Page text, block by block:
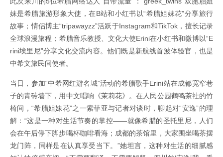
妹是希腊旅游形象大使，在B站和小红书以“希腊姐妹花”分享旅行
故事；情侣博主“tripawayzz”活跃于Instagram和TikTok，擅长记录
全球浪漫旅程；希腊音乐教授、文化大使Erini在小红书和微博以“E
rini埃里尼”分享文化交流内容。他们既是新航线首波体验官，也是
中希文旅民间使者。
当日，参加“中希网红游名城”活动的希腊歌手Erini站在成都宽窄巷
子的青砖墙下，用中文唱响《茉莉花》。在人民公园鹤鸣茶社的竹
椅间，“希腊姐妹花”之一索菲亚与记者对谈时，聊起对“安逸”的理
解：“这是一种对生活节奏的掌控——就像希腊的圣托里尼，人们
会在午后停下脚步喝杯咖啡看海；成都的茶馆里，大家围坐喝茶摆
龙门阵，同样是在认真享受当下。”她坦言，这种对生活的细腻感